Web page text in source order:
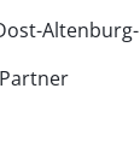
Altenburg-